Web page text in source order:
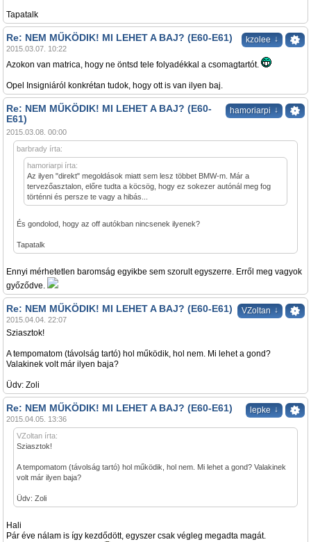
Tapatalk
kzolee ↓
Re: NEM MŰKÖDIK! MI LEHET A BAJ? (E60-E61)
2015.03.07. 10:22
Azokon van matrica, hogy ne öntsd tele folyadékkal a csomagtartót.
Opel Insigniáról konkrétan tudok, hogy ott is van ilyen baj.
hamoriarpi ↓
Re: NEM MŰKÖDIK! MI LEHET A BAJ? (E60-
E61)
2015.03.08. 00:00
barbrady írta:
hamoriarpi írta:
Az ilyen "direkt" megoldások miatt sem lesz többet BMW-m. Már a
tervezőasztalon, előre tudta a köcsög, hogy ez sokezer autónál meg fog
történni és persze te vagy a hibás...
És gondolod, hogy az off autókban nincsenek ilyenek?
Tapatalk
Ennyi mérhetetlen baromság egyikbe sem szorult egyszerre. Erről meg vagyok
győződve.
VZoltan ↓
Re: NEM MŰKÖDIK! MI LEHET A BAJ? (E60-E61)
2015.04.04. 22:07
Sziasztok!
A tempomatom (távolság tartó) hol működik, hol nem. Mi lehet a gond?
Valakinek volt már ilyen baja?
Üdv: Zoli
lepke ↓
Re: NEM MŰKÖDIK! MI LEHET A BAJ? (E60-E61)
2015.04.05. 13:36
VZoltan írta:
Sziasztok!
A tempomatom (távolság tartó) hol működik, hol nem. Mi lehet a gond? Valakinek
volt már ilyen baja?
Üdv: Zoli
Hali
Pár éve nálam is így kezdődött, egyszer csak végleg megadta magát.